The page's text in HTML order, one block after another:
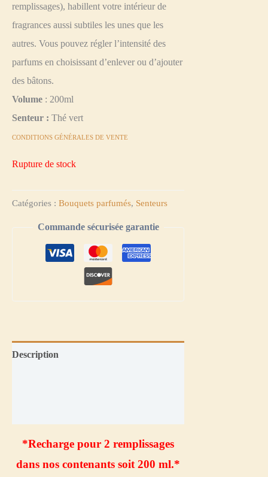
remplissages), habillent votre intérieur de
fragrances aussi subtiles les unes que les
autres. Vous pouvez régler l’intensité des
parfums en choisissant d’enlever ou d’ajouter
des bâtons.
Volume : 200ml
Senteur : Thé vert
CONDITIONS GÉNÉRALES DE VENTE
Rupture de stock
Catégories : Bouquets parfumés, Senteurs
Commande sécurisée garantie
Description
*Recharge pour 2 remplissages
dans nos contenants soit 200 ml.*